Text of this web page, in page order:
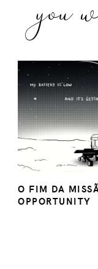
O FIM DA
OPPORTUNITY